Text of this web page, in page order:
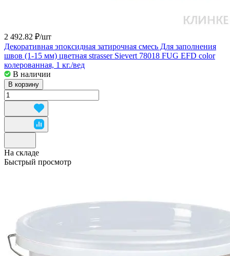
2 492.82 ₽/шт
Декоративная эпоксидная затирочная смесь Для заполнения
швов (1-15 мм) цветная strasser Sievert 78018 FUG EFD color
колерованная, 1 кг./вед
В наличии
В корзину
На складе
Быстрый просмотр